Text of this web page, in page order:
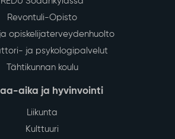
Revontuli-Opisto
opiskelijaterveydenhuolto
ja psykologipalvelut
Tähtikunnan koulu
aika ja hyvinvointi
Liikunta
Kulttuuri